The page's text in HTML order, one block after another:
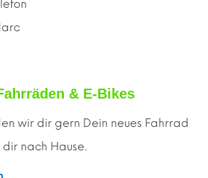
& E-Bikes
wir dir gern Dein neues Fahrrad
nach Hause.